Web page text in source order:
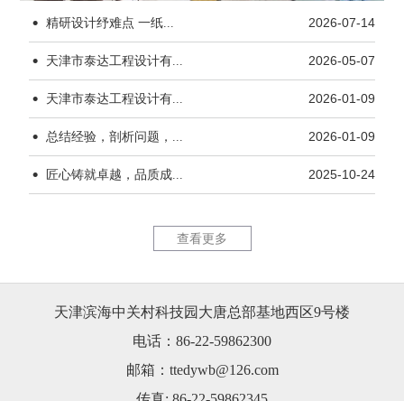
杨柳青水厂170kW... 天津市茂
天津市茂联科技有限公...
· 精研设计纾难点 一纸... 2026-07-14
· 天津市泰达工程设计有... 2026-05-07
· 天津市泰达工程设计有... 2026-01-09
· 总结经验，剖析问题，... 2026-01-09
· 匠心铸就卓越，品质成... 2025-10-24
查看更多
天津滨海中关村科技园大唐总部基地西区9号楼
电话：86-22-59862300
邮箱：ttedywb@126.com